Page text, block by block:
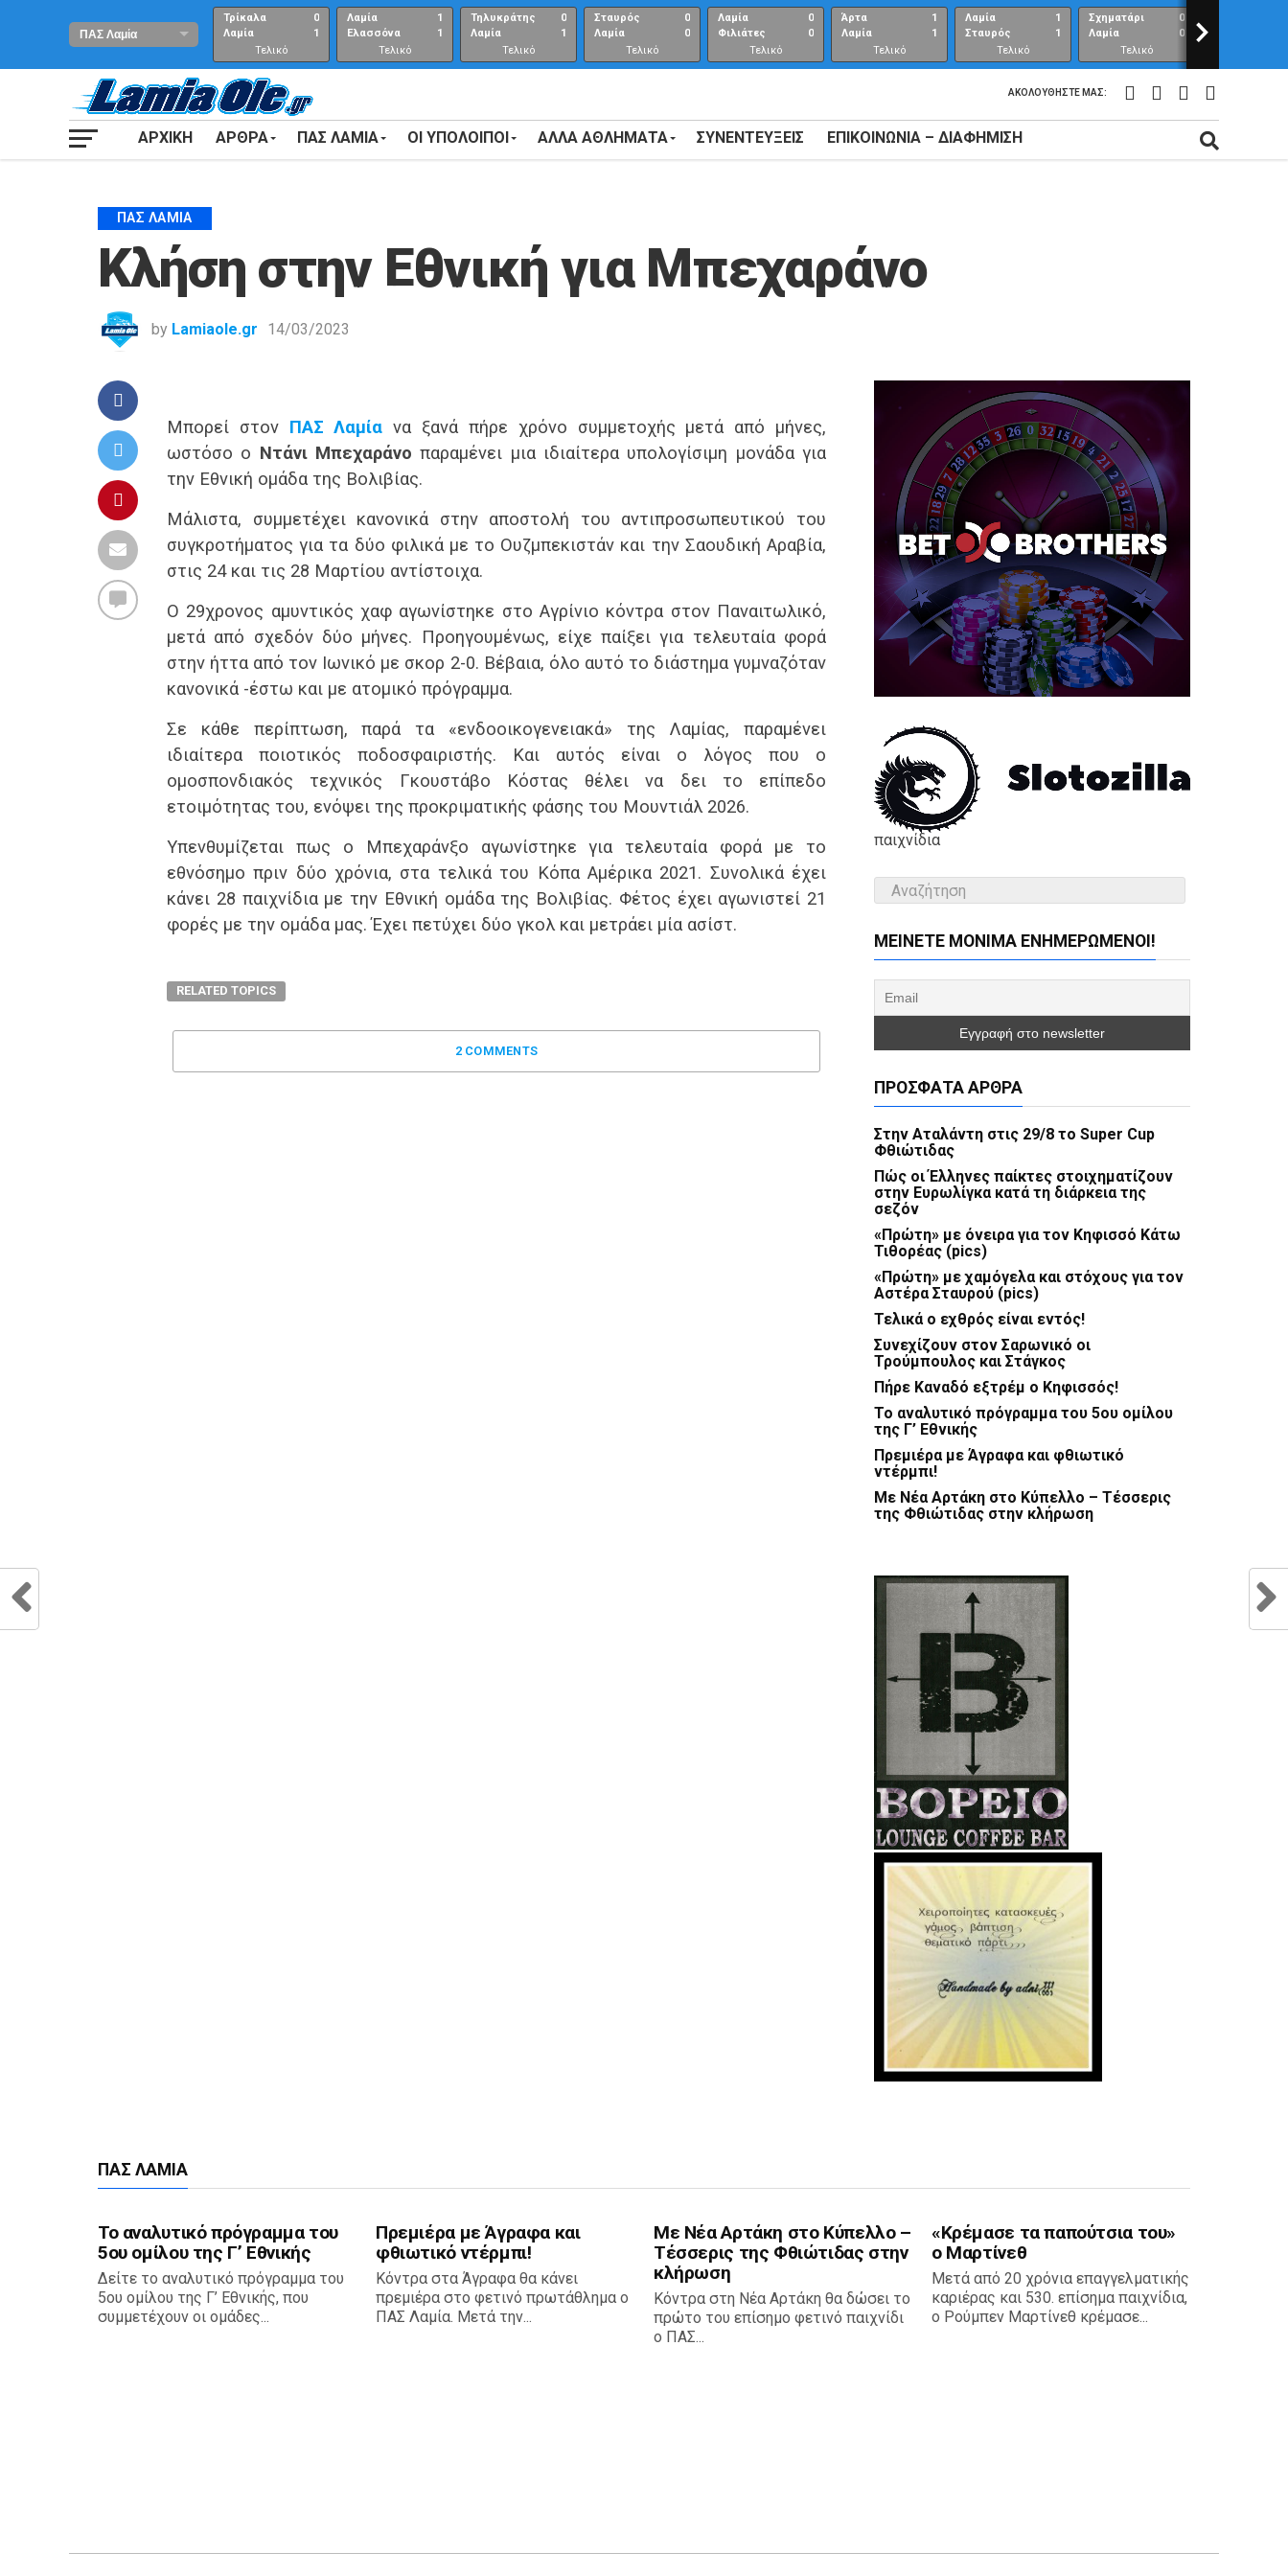
Τρίκαλα
Λαμία
0
1
Τελικό
αποτέλεσμα
Λαμία
Ελασσόνα
1
1
Τελικό
Αποτέλεσμα
Τηλυκράτης
Λαμία
0
1
Τελικό
αποτέλεσμα
Σταυρός
Λαμία
0
0
Τελικό
αποτέλεσμα
Λαμία
Φιλιάτες
0
0
Τελικό
Αποτέλεσμα
Άρτα
Λαμία
1
1
Τελικό
αποτέλεσμα
Λαμία
Σταυρός
1
1
Τελικό
αποτέλεσμα
Σχηματάρι
Λαμία
0
0
Τελικό
αποτέλεσμα
>
ΑΚΟΛΟΥΘΉΣΤΕ ΜΑΣ:
ΑΡΧΙΚΗ ΑΡΘΡΑ ΠΑΣ ΛΑΜΙΑ ΟΙ ΥΠΟΛΟΙΠΟΙ ΑΛΛΑ ΑΘΛΗΜΑΤΑ ΣΥΝΕΝΤΕΎΞΕΙΣ ΕΠΙΚΟΙΝΩΝΊΑ – ΔΙΑΦΉΜΙΣΗ
ΠΑΣ ΛΑΜΊΑ
Κλήση στην Εθνική για Μπεχαράνο
by Lamiaole.gr 14/03/2023
Μπορεί στον ΠΑΣ Λαμία να ξανά πήρε χρόνο συμμετοχής μετά από μήνες,
ωστόσο ο Ντάνι Μπεχαράνο παραμένει μια ιδιαίτερα υπολογίσιμη μονάδα για
την Εθνική ομάδα της Βολιβίας.
Μάλιστα, συμμετέχει κανονικά στην αποστολή του αντιπροσωπευτικού του
συγκροτήματος για τα δύο φιλικά με το Ουζμπεκιστάν και την Σαουδική Αραβία,
στις 24 και τις 28 Μαρτίου αντίστοιχα.
Ο 29χρονος αμυντικός χαφ αγωνίστηκε στο Αγρίνιο κόντρα στον Παναιτωλικό,
μετά από σχεδόν δύο μήνες. Προηγουμένως, είχε παίξει για τελευταία φορά
στην ήττα από τον Ιωνικό με σκορ 2-0. Βέβαια, όλο αυτό το διάστημα γυμναζόταν
κανονικά -έστω και με ατομικό πρόγραμμα.
Σε κάθε περίπτωση, παρά τα «ενδοοικογενειακά» της Λαμίας, παραμένει
ιδιαίτερα ποιοτικός ποδοσφαιριστής. Και αυτός είναι ο λόγος που ο
ομοσπονδιακός τεχνικός Γκουστάβο Κόστας θέλει να δει το επίπεδο
ετοιμότητας του, ενόψει της προκριματικής φάσης του Μουντιάλ 2026.
Υπενθυμίζεται πως ο Μπεχαράνξο αγωνίστηκε για τελευταία φορά με το
εθνόσημο πριν δύο χρόνια, στα τελικά του Κόπα Αμέρικα 2021. Συνολικά έχει
κάνει 28 παιχνίδια με την Εθνική ομάδα της Βολιβίας. Φέτος έχει αγωνιστεί 21
φορές με την ομάδα μας. Έχει πετύχει δύο γκολ και μετράει μία ασίστ.
RELATED TOPICS
2 COMMENTS
παιχνίδια
ΜΕΊΝΕΤΕ ΜΌΝΙΜΑ ΕΝΗΜΕΡΏΜΕΝΟΙ!
ΠΡΌΣΦΑΤΑ ΆΡΘΡΑ
Στην Αταλάντη στις 29/8 το Super Cup
Φθιώτιδας
Πώς οι Έλληνες παίκτες στοιχηματίζουν
στην Ευρωλίγκα κατά τη διάρκεια της
σεζόν
«Πρώτη» με όνειρα για τον Κηφισσό Κάτω
Τιθορέας (pics)
«Πρώτη» με χαμόγελα και στόχους για τον
Αστέρα Σταυρού (pics)
Τελικά ο εχθρός είναι εντός!
Συνεχίζουν στον Σαρωνικό οι
Τρούμπουλος και Στάγκος
Πήρε Καναδό εξτρέμ ο Κηφισσός!
Το αναλυτικό πρόγραμμα του 5ου ομίλου
της Γ’ Εθνικής
Πρεμιέρα με Άγραφα και φθιωτικό
ντέρμπι!
Με Νέα Αρτάκη στο Κύπελλο – Τέσσερις
της Φθιώτιδας στην κλήρωση
ΠΑΣ ΛΑΜΊΑ
Το αναλυτικό πρόγραμμα του
5ου ομίλου της Γ’ Εθνικής
Δείτε το αναλυτικό πρόγραμμα του
5ου ομίλου της Γ’ Εθνικής, που
συμμετέχουν οι ομάδες...
Πρεμιέρα με Άγραφα και
φθιωτικό ντέρμπι!
Κόντρα στα Άγραφα θα κάνει
πρεμιέρα στο φετινό πρωτάθλημα ο
ΠΑΣ Λαμία. Μετά την...
Με Νέα Αρτάκη στο Κύπελλο –
Τέσσερις της Φθιώτιδας στην
κλήρωση
Κόντρα στη Νέα Αρτάκη θα δώσει το
πρώτο του επίσημο φετινό παιχνίδι
ο ΠΑΣ...
«Κρέμασε τα παπούτσια του»
ο Μαρτίνεθ
Μετά από 20 χρόνια επαγγελματικής
καριέρας και 530. επίσημα παιχνίδια,
ο Ρούμπεν Μαρτίνεθ κρέμασε...